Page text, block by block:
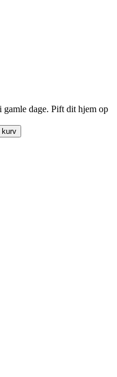
gamle dage. Pift dit hjem op